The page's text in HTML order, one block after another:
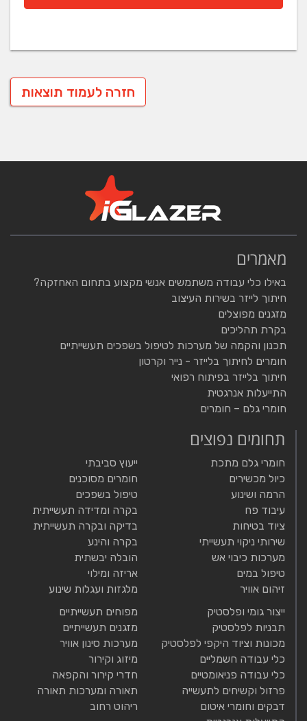
חזרה לעמוד תוצאות
מאמרים
באילו כלי עבודה משתמשים אנשי מקצוע בתחום האחזקה?
חיתוך לייזר בשירות העיצוב
מזגנים מפוצלים
בקרת תהליכים
תכנון והקמה של מערכות לטיפול בשפכים תעשייתיים
חומרים לחיתוך בלייזר - נייר וקרטון
חיתוך בלייזר בפיתוח רפואי
התייעלות אנרגטית
חומרי גלם – חומרים
תחומים נפוצים
חומרי גלם מתכת
כיול מכשירים
הרמה ושינוע
עיבוד פח
ציוד בטיחות
שירותי ניקוי תעשייתי
מערכות כיבוי אש
טיפול במים
זיהום אוויר
ייעוץ סביבתי
חומרים מסוכנים
טיפול בשפכים
בקרה ומדידה תעשייתית
בדיקה ובקרה תעשייתית
בקרה והינע
הובלה יבשתית
אריזה ומילוי
מלגזות ועגלות שינוע
ייצור גומי ופלסטיק
תבניות לפלסטיק
מכונות וציוד היקפי לפלסטיק
כלי עבודה חשמליים
כלי עבודה פניאומטיים
פרזול וקשיחים לתעשייה
דבקים וחומרי איטום
מפוחים תעשייתיים
מזגנים תעשייתיים
מערכות סינון אוויר
מיזוג וקירור
חדרי קירור והקפאה
תאורה ומערכות תאורה
ריהוט רחוב